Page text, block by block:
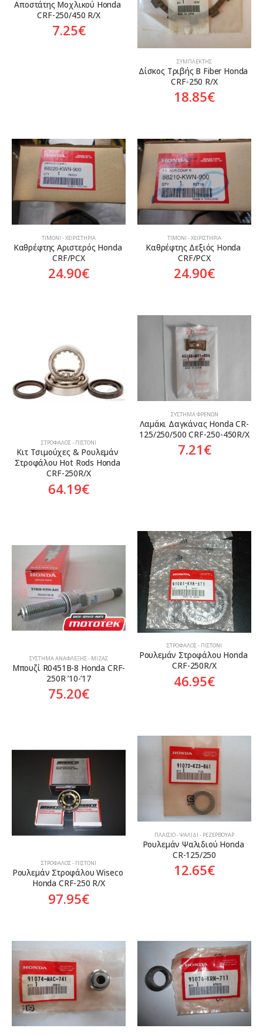
Αποστάτης Μοχλικού Honda
CRF-250/450 R/X
7.25€
ΣΥΜΠΛΈΚΤΗΣ
Δίσκος Τριβής Β Fiber Honda
CRF-250 R/X
18.85€
ΤΙΜΌΝΙ - ΧΕΙΡΙΣΤΉΡΙΑ
Καθρέφτης Αριστερός Honda
CRF/PCX
24.90€
ΤΙΜΌΝΙ - ΧΕΙΡΙΣΤΉΡΙΑ
Καθρέφτης Δεξιός Honda
CRF/PCX
24.90€
ΣΤΡΌΦΑΛΟΣ - ΠΙΣΤΌΝΙ
Κιτ Τσιμούχες & Ρουλεμάν
Στροφάλου Hot Rods Honda
CRF-250R/X
64.19€
ΣΎΣΤΗΜΑ ΦΡΈΝΩΝ
Λαμάκι Δαγκάνας Honda CR-
125/250/500 CRF-250-450R/X
7.21€
ΣΎΣΤΗΜΑ ΑΝΆΦΛΕΞΗΣ - ΜΊΖΑΣ
Μπουζί R0451B-8 Honda CRF-
250R ’10-’17
75.20€
ΣΤΡΌΦΑΛΟΣ - ΠΙΣΤΌΝΙ
Ρουλεμάν Στροφάλου Honda
CRF-250R/X
46.95€
ΣΤΡΌΦΑΛΟΣ - ΠΙΣΤΌΝΙ
Ρουλεμάν Στροφάλου Wiseco
Honda CRF-250 R/X
97.95€
ΠΛΑΊΣΙΟ - ΨΑΛΊΔΙ - ΡΕΖΕΡΒΟΥΆΡ
Ρουλεμάν Ψαλιδιού Honda
CR-125/250
12.65€